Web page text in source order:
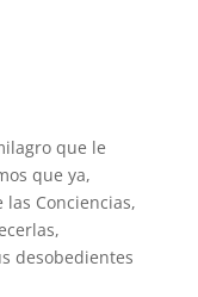
que le
que ya,
Conciencias,
desobedientes